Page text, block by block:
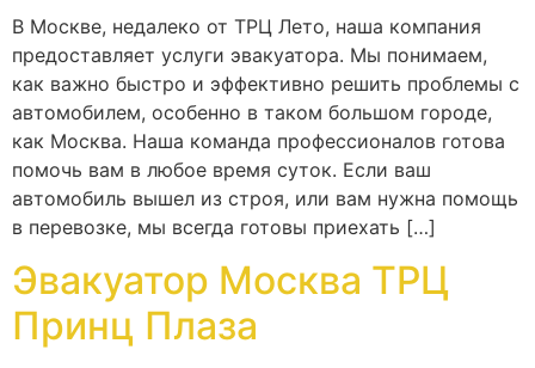
В Москве, недалеко от ТРЦ Лето, наша компания
предоставляет услуги эвакуатора. Мы понимаем,
как важно быстро и эффективно решить проблемы с
автомобилем, особенно в таком большом городе,
как Москва. Наша команда профессионалов готова
помочь вам в любое время суток. Если ваш
автомобиль вышел из строя, или вам нужна помощь
в перевозке, мы всегда готовы приехать […]
Эвакуатор Москва ТРЦ
Принц Плаза